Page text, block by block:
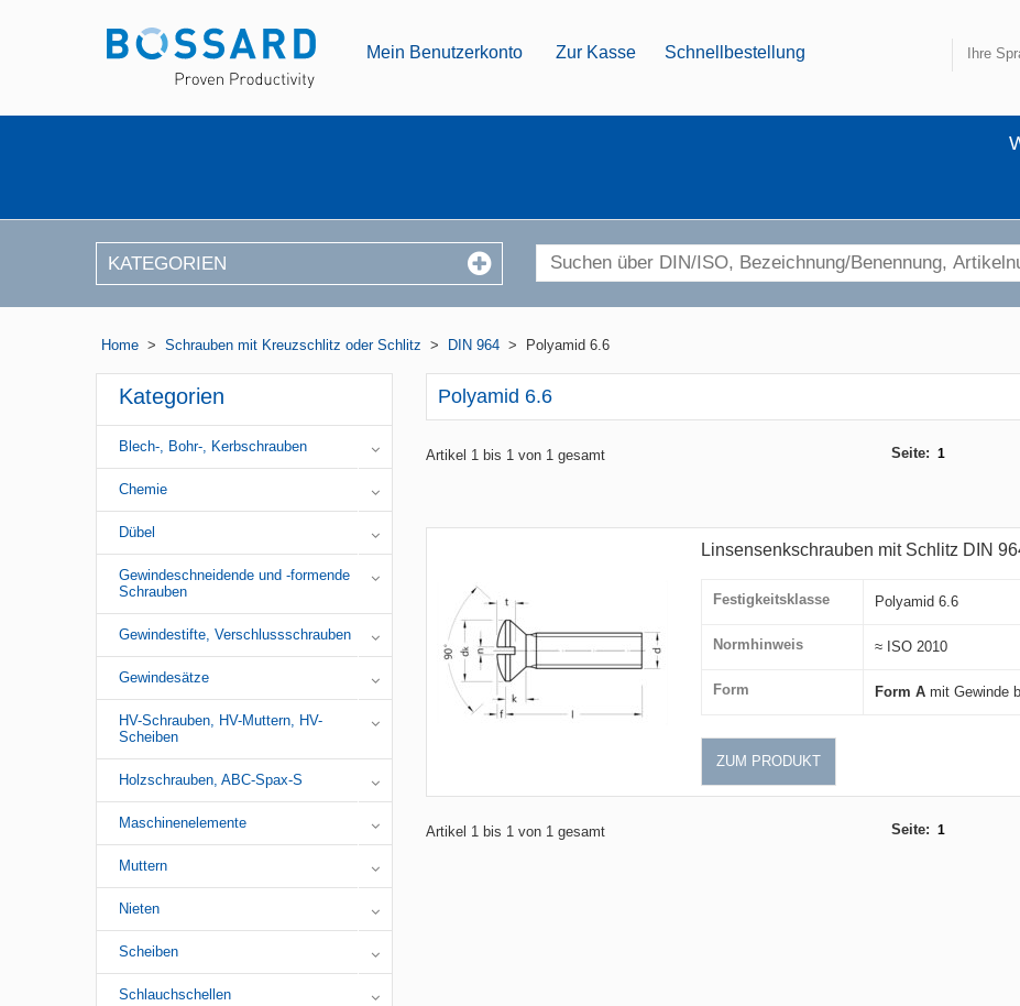
Mein Benutzerkonto Zur Kasse Schnellbestellung Ihre
KATEGORIEN
Home > Schrauben mit Kreuzschlitz oder Schlitz > DIN 964 > Polyamid 6.6
Polyamid 6.6
Artikel 1 bis 1 von 1 gesamt Seite: 1
Linsensenkschrauben mit Schlitz DIN
Festigkeitsklasse Polyamid 6.6
Normhinweis ≈ ISO 2010
Form Form A mit Gewinde
ZUM PRODUKT
Artikel 1 bis 1 von 1 gesamt Seite: 1
Kategorien
Blech-, Bohr-, Kerbschrauben
Chemie
Dübel
Gewindeschneidende und -formende
Schrauben
Gewindestifte, Verschlussschrauben
Gewindesätze
HV-Schrauben, HV-Muttern, HV-
Scheiben
Holzschrauben, ABC-Spax-S
Maschinenelemente
Muttern
Nieten
Scheiben
Schlauchschellen